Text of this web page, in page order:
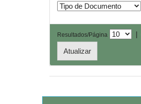
Resultados/Página |